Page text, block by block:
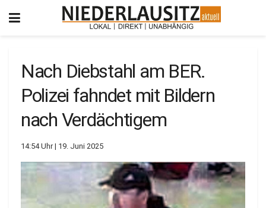
Nach Diebstahl am BER.
Polizei fahndet mit Bildern
nach Verdächtigem
14:54 Uhr | 19. Juni 2025